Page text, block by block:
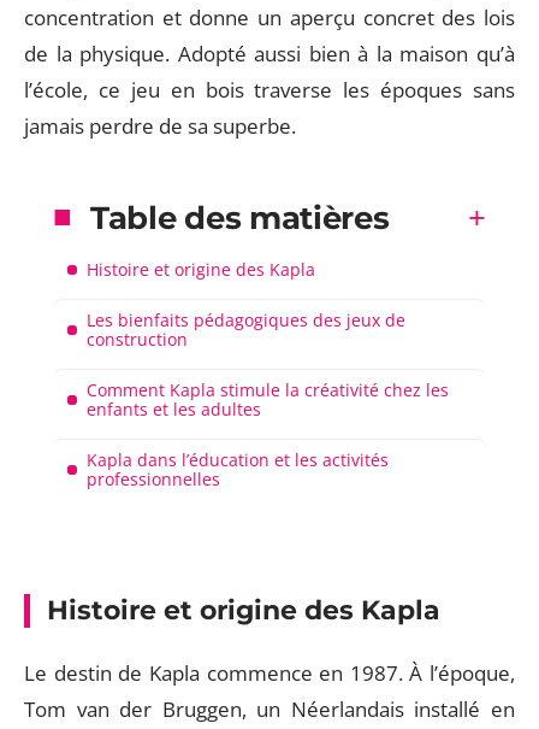
concentration et donne un aperçu concret des lois
de la physique. Adopté aussi bien à la maison qu’à
l’école, ce jeu en bois traverse les époques sans
jamais perdre de sa superbe.
Table des matières
Histoire et origine des Kapla
Les bienfaits pédagogiques des jeux de
construction
Comment Kapla stimule la créativité chez les
enfants et les adultes
Kapla dans l’éducation et les activités
professionnelles
Histoire et origine des Kapla
Le destin de Kapla commence en 1987. À l’époque,
Tom van der Bruggen, un Néerlandais installé en